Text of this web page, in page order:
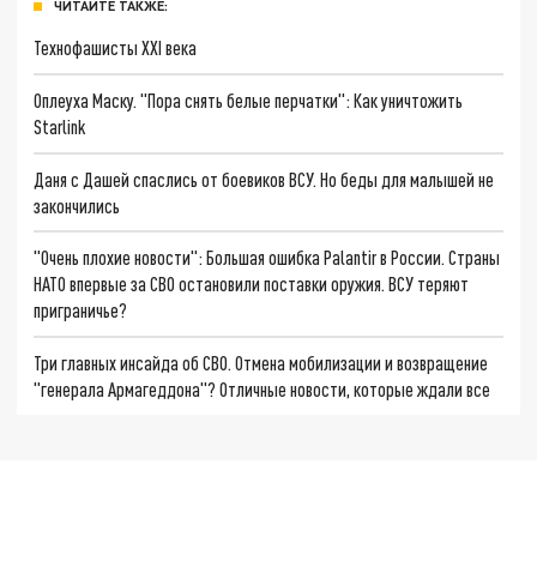
ЧИТАЙТЕ ТАКЖЕ:
Технофашисты XXI века
Оплеуха Маску. "Пора снять белые перчатки": Как уничтожить
Starlink
Даня с Дашей спаслись от боевиков ВСУ. Но беды для малышей не
закончились
"Очень плохие новости": Большая ошибка Palantir в России. Страны
НАТО впервые за СВО остановили поставки оружия. ВСУ теряют
приграничье?
Три главных инсайда об СВО. Отмена мобилизации и возвращение
"генерала Армагеддона"? Отличные новости, которые ждали все